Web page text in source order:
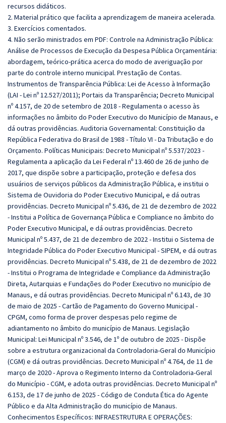
recursos didáticos.
2. Material prático que facilita a aprendizagem de maneira acelerada.
3. Exercícios comentados.
4. Não serão ministrados em PDF: Controle na Administração Pública:
Análise de Processos de Execução da Despesa Pública Orçamentária:
abordagem, teórico-prática acerca do modo de averiguação por
parte do controle interno municipal. Prestação de Contas.
Instrumentos de Transparência Pública: Lei de Acesso à Informação
(LAI - Lei nº 12.527/2011); Portais da Transparência; Decreto Municipal
nº 4.157, de 20 de setembro de 2018 - Regulamenta o acesso às
informações no âmbito do Poder Executivo do Município de Manaus, e
dá outras providências. Auditoria Governamental: Constituição da
República Federativa do Brasil de 1988 - Título VI - Da Tributação e do
Orçamento. Políticas Municipais: Decreto Municipal nº 5.537/2023 -
Regulamenta a aplicação da Lei Federal nº 13.460 de 26 de junho de
2017, que dispõe sobre a participação, proteção e defesa dos
usuários de serviços públicos da Administração Pública, e institui o
Sistema de Ouvidoria do Poder Executivo Municipal, e dá outras
providências. Decreto Municipal nº 5.436, de 21 de dezembro de 2022
- Institui a Política de Governança Pública e Compliance no âmbito do
Poder Executivo Municipal, e dá outras providências. Decreto
Municipal nº 5.437, de 21 de dezembro de 2022 - Institui o Sistema de
Integridade Pública do Poder Executivo Municipal - SIPEM, e dá outras
providências. Decreto Municipal nº 5.438, de 21 de dezembro de 2022
- Institui o Programa de Integridade e Compliance da Administração
Direta, Autarquias e Fundações do Poder Executivo no município de
Manaus, e dá outras providências. Decreto Municipal nº 6.143, de 30
de maio de 2025 - Cartão de Pagamento do Governo Municipal -
CPGM, como forma de prover despesas pelo regime de
adiantamento no âmbito do município de Manaus. Legislação
Municipal: Lei Municipal nº 3.546, de 1º de outubro de 2025 - Dispõe
sobre a estrutura organizacional da Controladoria-Geral do Município
(CGM) e dá outras providências. Decreto Municipal nº 4.764, de 11 de
março de 2020 - Aprova o Regimento Interno da Controladoria-Geral
do Município - CGM, e adota outras providências. Decreto Municipal nº
6.153, de 17 de junho de 2025 -Código de Conduta Ética do Agente
Público e da Alta Administração do município de Manaus.
Conhecimentos Específicos: INFRAESTRUTURA E OPERAÇÕES: